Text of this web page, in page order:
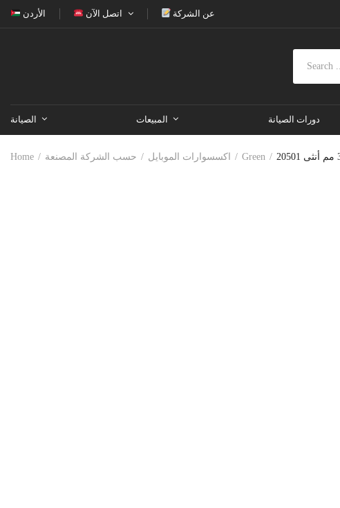
الأردن اتصل الآن عن الشركة
الصيانة المبيعات دورات الصيانة
Home اكسسوارات الموبايل حسب الشركة المصنعة Green